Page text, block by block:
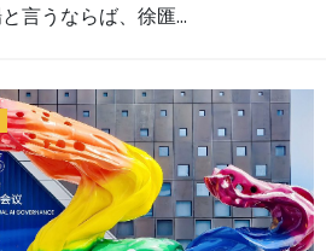
言うならば、徐匯…